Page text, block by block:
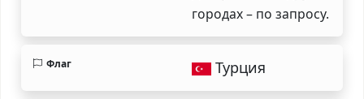
городах – по запросу.
Флаг Турция